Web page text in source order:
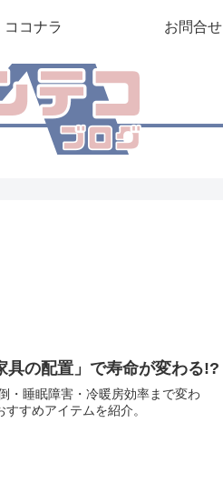
ココナラ お問合せ
の配置」で寿命が変わる!?
・睡眠障害・冷暖房効率まで変わ
すめアイテムを紹介。